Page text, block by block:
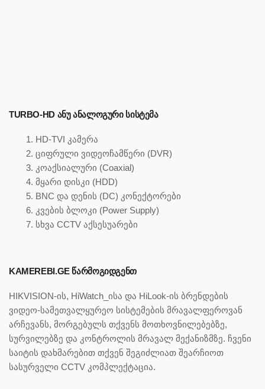
TURBO-HD ᲐᲜᲣ ᲐᲜᲐᲚᲝᲒᲣᲠᲘ ᲡᲘᲡᲢᲔᲛᲐ
HD-TVI კამერა
ციფრული ვიდეოჩამწერი (DVR)
კოაქსიალური (Coaxial)
მყარი დისკი (HDD)
BNC და დენის (DC) კონექტორები
კვების ბლოკი (Power Supply)
სხვა CCTV აქსესუარები
KAMEREBI.GE ᲬᲐᲠᲛᲝᲒᲘᲓᲒᲔᲜᲗ
HIKVISION-ის, HiWatch_ისა და HiLook-ის ბრენდების
ვიდეო-სამეთვალყურეო სისტემების მრავალფეროვან
არჩევანს, მორგებულს თქვენს მოთხოვნილებებზე,
სურვილებზე და კონტროლის მრავალ მექანიზმზე. ჩვენი
საიტის დახმარებით თქვენ შეგიძლიათ შეარჩიოთ
სასურველი CCTV კომპლექტაცია.